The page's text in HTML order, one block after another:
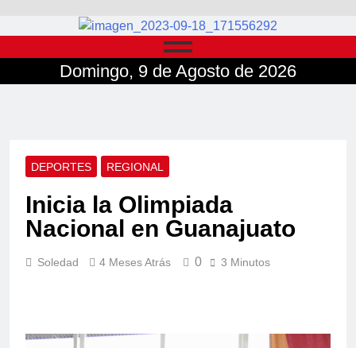
Domingo, 9 de Agosto de 2026
DEPORTES REGIONAL
Inicia la Olimpiada
Nacional en Guanajuato
Soledad 4 Meses Atrás 0 3 Minutos